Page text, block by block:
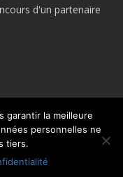
d'un partenaire
garantir la meilleure
personnelles ne
tiers.